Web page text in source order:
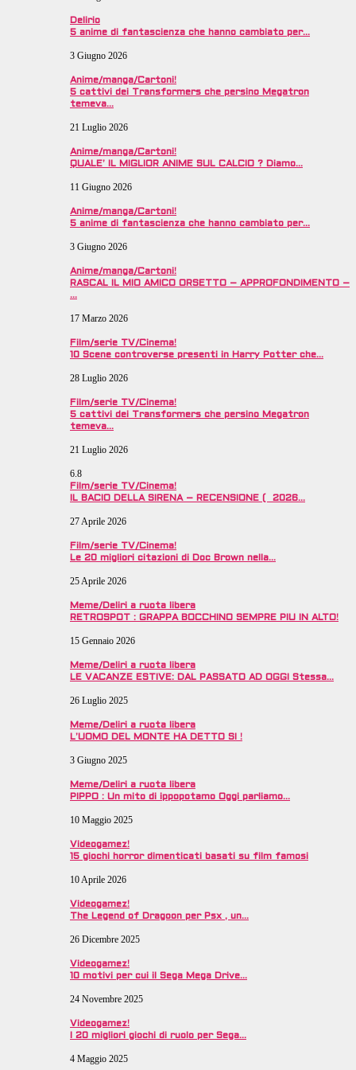
Delirio
5 anime di fantascienza che hanno cambiato per…
3 Giugno 2026
Anime/manga/Cartoni!
5 cattivi dei Transformers che persino Megatron
temeva…
21 Luglio 2026
Anime/manga/Cartoni!
QUALE’ IL MIGLIOR ANIME SUL CALCIO ? Diamo…
11 Giugno 2026
Anime/manga/Cartoni!
5 anime di fantascienza che hanno cambiato per…
3 Giugno 2026
Anime/manga/Cartoni!
RASCAL IL MIO AMICO ORSETTO – APPROFONDIMENTO –
…
17 Marzo 2026
Film/serie TV/Cinema!
10 Scene controverse presenti in Harry Potter che…
28 Luglio 2026
Film/serie TV/Cinema!
5 cattivi dei Transformers che persino Megatron
temeva…
21 Luglio 2026
6.8
Film/serie TV/Cinema!
IL BACIO DELLA SIRENA – RECENSIONE ( 2026…
27 Aprile 2026
Film/serie TV/Cinema!
Le 20 migliori citazioni di Doc Brown nella…
25 Aprile 2026
Meme/Deliri a ruota libera
RETROSPOT : GRAPPA BOCCHINO SEMPRE PIU IN ALTO!
15 Gennaio 2026
Meme/Deliri a ruota libera
LE VACANZE ESTIVE: DAL PASSATO AD OGGI Stessa…
26 Luglio 2025
Meme/Deliri a ruota libera
L’UOMO DEL MONTE HA DETTO SI !
3 Giugno 2025
Meme/Deliri a ruota libera
PIPPO : Un mito di ippopotamo Oggi parliamo…
10 Maggio 2025
Videogamez!
15 giochi horror dimenticati basati su film famosi
10 Aprile 2026
Videogamez!
The Legend of Dragoon per Psx , un…
26 Dicembre 2025
Videogamez!
10 motivi per cui il Sega Mega Drive…
24 Novembre 2025
Videogamez!
I 20 migliori giochi di ruolo per Sega…
4 Maggio 2025